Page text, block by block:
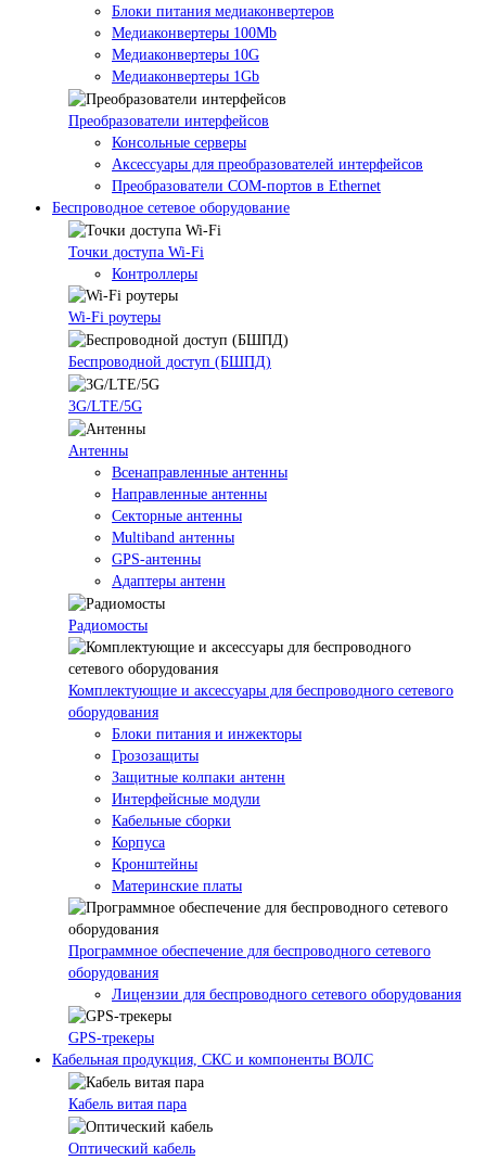
Блоки питания медиаконвертеров
Медиаконвертеры 100Mb
Медиаконвертеры 10G
Медиаконвертеры 1Gb
Преобразователи интерфейсов
Консольные серверы
Аксессуары для преобразователей интерфейсов
Преобразователи COM-портов в Ethernet
Беспроводное сетевое оборудование
Точки доступа Wi-Fi
Контроллеры
Wi-Fi роутеры
Беспроводной доступ (БШПД)
3G/LTE/5G
Антенны
Всенаправленные антенны
Направленные антенны
Секторные антенны
Multiband антенны
GPS-антенны
Адаптеры антенн
Радиомосты
Комплектующие и аксессуары для беспроводного сетевого
оборудования
Блоки питания и инжекторы
Грозозащиты
Защитные колпаки антенн
Интерфейсные модули
Кабельные сборки
Корпуса
Кронштейны
Материнские платы
Программное обеспечение для беспроводного сетевого
оборудования
Лицензии для беспроводного сетевого оборудования
GPS-трекеры
Кабельная продукция, СКС и компоненты ВОЛС
Кабель витая пара
Оптический кабель